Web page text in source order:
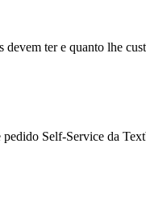
ter e quanto lhe
Self-Service da